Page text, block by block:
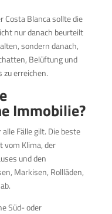
Costa Blanca sollte die
nur danach beurteilt
sondern danach,
Belüftung und
zu erreichen.
Immobilie?
Fälle gilt. Die beste
vom Klima, der
und den
Markisen, Rollläden,
Süd- oder